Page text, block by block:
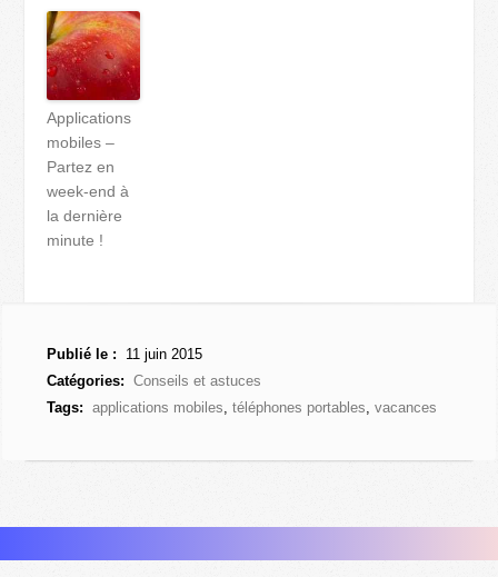
Applications
mobiles –
Partez en
week-end à
la dernière
minute !
Publié le :
11 juin 2015
Catégories:
Conseils et astuces
Tags:
applications mobiles,téléphones portables,vacances